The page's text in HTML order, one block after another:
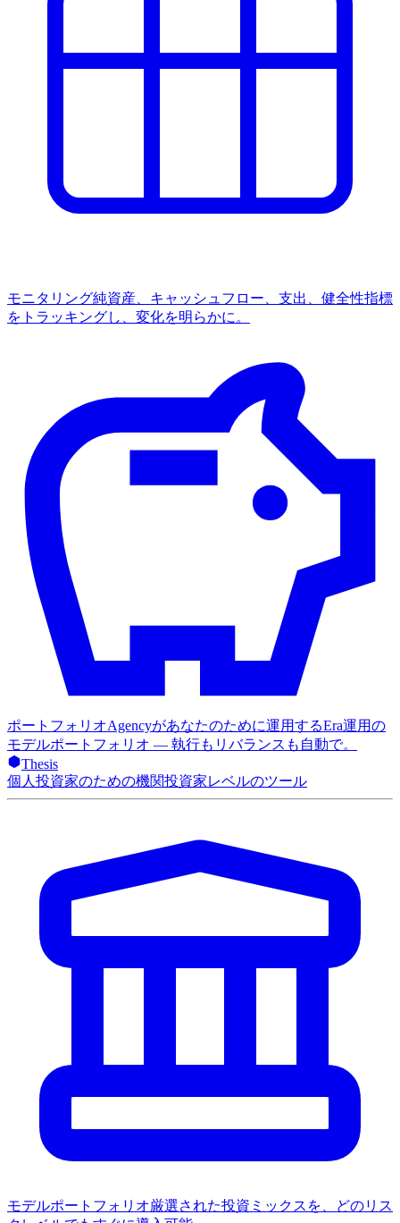
モニタリング純資産、キャッシュフロー、支出、健全性指標
をトラッキングし、変化を明らかに。
ポートフォリオAgencyがあなたのために運用するEra運用の
モデルポートフォリオ — 執行もリバランスも自動で。
Thesis
個人投資家のための機関投資家レベルのツール
モデルポートフォリオ厳選された投資ミックスを、どのリス